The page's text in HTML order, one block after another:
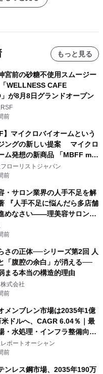
もっと見る
宮前の砂糖不使用スムージー
WELLNESS CAFE
が8月8日グランドオープン
前
】マイクロバイオームという
ングの新しい提案 マイクロ
ム発想の新商品 「MBFF mb
ングPRO」を2026年8月6日
ローリストジャパン
前
・サロン業界の人手不足を解
『人手不足に悩んだら多店舗
めなさい――理美容サロン
展開」の教科書』2026年8月
）発売
前
さの正体──シリーズ第2回 人
「腹腔の余白」が消える──
まる本当の構造的理由
式会社
前
メンブレン市場は2035年1億
ドルへ、CAGR 6.04％｜最
・水処理・インフラ整備向け
ポートオーシャン
前
ンレス鋼市場、2035年190万